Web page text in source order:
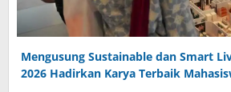
Mengusung Sustainable dan Smart
2026 Hadirkan Karya Terbaik